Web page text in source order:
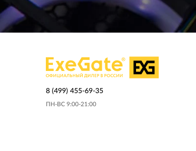
8 (499) 455-69-35
ПН-ВС 9:00-21:00